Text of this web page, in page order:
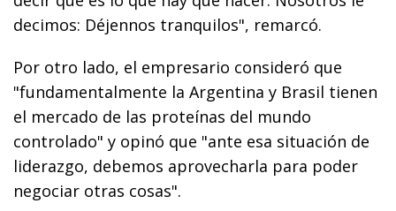
decimos: Déjennos tranquilos", remarcó.
Por otro lado, el empresario consideró que
"fundamentalmente la Argentina y Brasil tienen
el mercado de las proteínas del mundo
controlado" y opinó que "ante esa situación de
liderazgo, debemos aprovecharla para poder
negociar otras cosas".